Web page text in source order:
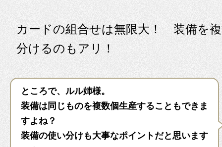
カードの組合せは無限大！ 装備を
分けるのもアリ！
ところで、ルル姉様。
装備は同じものを複数個生産することもできま
すよね？
装備の使い分けも大事なポイントだと思います